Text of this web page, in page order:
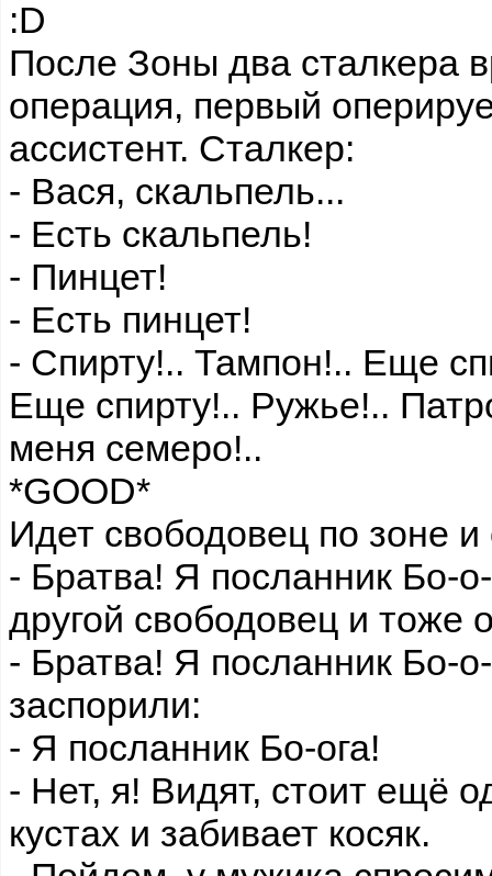
:D
После Зоны два сталкера
операция, первый
ассистент. Сталкер:
- Вася, скальпель...
- Есть скальпель!
- Пинцет!
- Есть пинцет!
- Спирту!.. Тампон!.. Еще
Еще спирту!.. Ружье!..
меня семеро!..
*GOOD*
Идет свободовец по зоне и
- Братва! Я посланник Бо-
другой свободовец и тоже
- Братва! Я посланник Бо-
заспорили:
- Я посланник Бо-ога!
- Нет, я! Видят, стоит ещё
кустах и забивает косяк.